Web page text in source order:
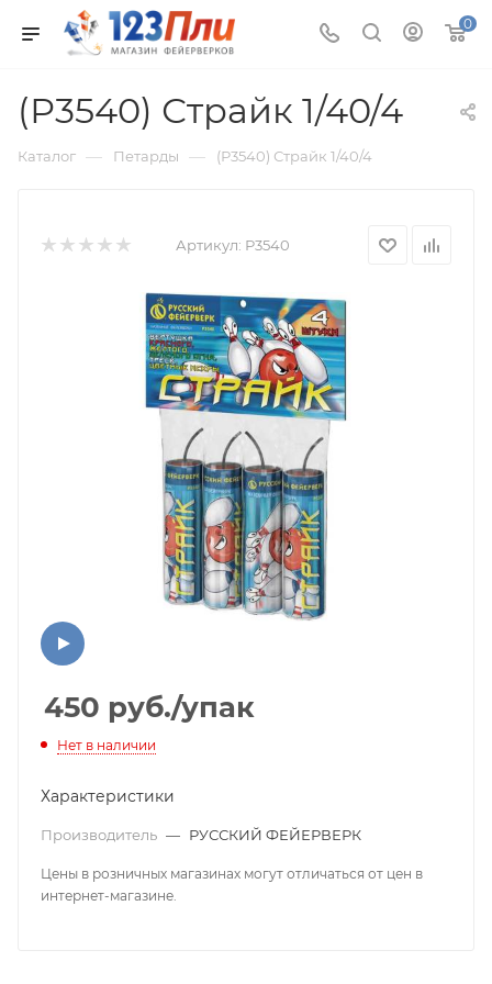
0
(Р3540) Страйк 1/40/4
Каталог — Петарды — (Р3540) Страйк 1/40/4
Артикул: Р3540
450 руб./упак
Нет в наличии
Характеристики
Производитель — РУССКИЙ ФЕЙЕРВЕРК
Цены в розничных магазинах могут отличаться от цен в
интернет-магазине.